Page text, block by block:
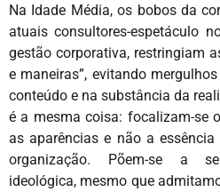
Na Idade Média, os bobos da
atuais consultores-espetáculo
gestão corporativa, restringiam
e maneiras”, evitando
conteúdo e na substância da
é a mesma coisa: focalizam-se
as aparências e não a
organização. Põem-se a
ideológica, mesmo que